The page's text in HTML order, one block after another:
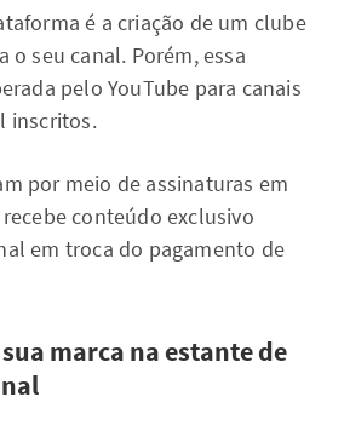
é a criação de um clube
o seu canal. Porém, essa
pelo YouTube para canais
inscritos.
por meio de assinaturas em
conteúdo exclusivo
em troca do pagamento de
marca na estante de